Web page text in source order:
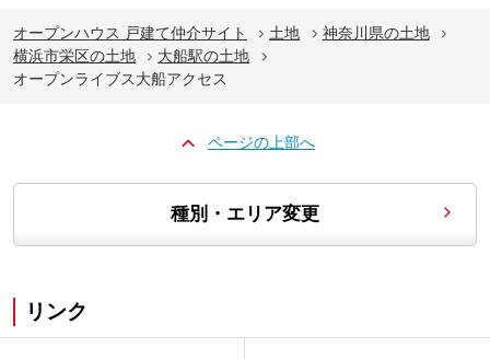
オープンハウス 戸建て仲介サイト 土地
神奈川県の土地
横浜市栄区の土地
大船駅の土地
オープンライブス大船アクセス
ページの上部へ
種別・エリア変更
リンク